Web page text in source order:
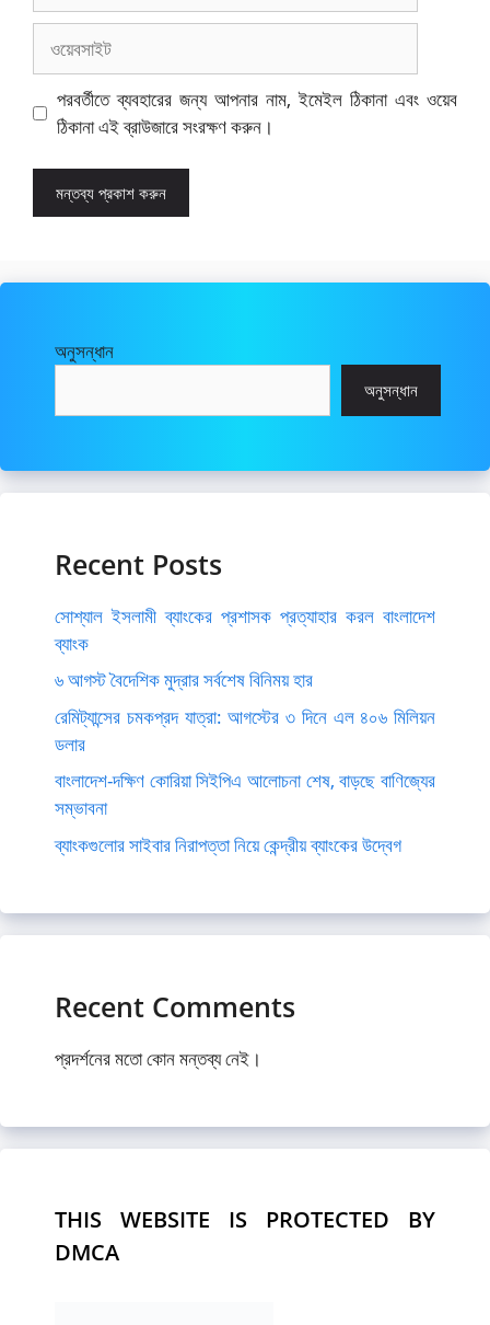
পরবর্তীতে ব্যবহারের জন্য আপনার নাম, ইমেইল ঠিকানা এবং ওয়েব
ঠিকানা এই ব্রাউজারে সংরক্ষণ করুন।
অনুসন্ধান
অনুসন্ধান
Recent Posts
সোশ্যাল ইসলামী ব্যাংকের প্রশাসক প্রত্যাহার করল বাংলাদেশ
ব্যাংক
৬ আগস্ট বৈদেশিক মুদ্রার সর্বশেষ বিনিময় হার
রেমিট্যান্সের চমকপ্রদ যাত্রা: আগস্টের ৩ দিনে এল ৪০৬ মিলিয়ন
ডলার
বাংলাদেশ-দক্ষিণ কোরিয়া সিইপিএ আলোচনা শেষ, বাড়ছে বাণিজ্যের
সম্ভাবনা
ব্যাংকগুলোর সাইবার নিরাপত্তা নিয়ে কেন্দ্রীয় ব্যাংকের উদ্বেগ
Recent Comments
প্রদর্শনের মতো কোন মন্তব্য নেই।
THIS WEBSITE IS PROTECTED BY
DMCA